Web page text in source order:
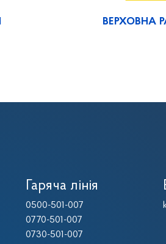
ВЕРХОВНА
Гаряча лінія
0500-501-007
0770-501-007
0730-501-007